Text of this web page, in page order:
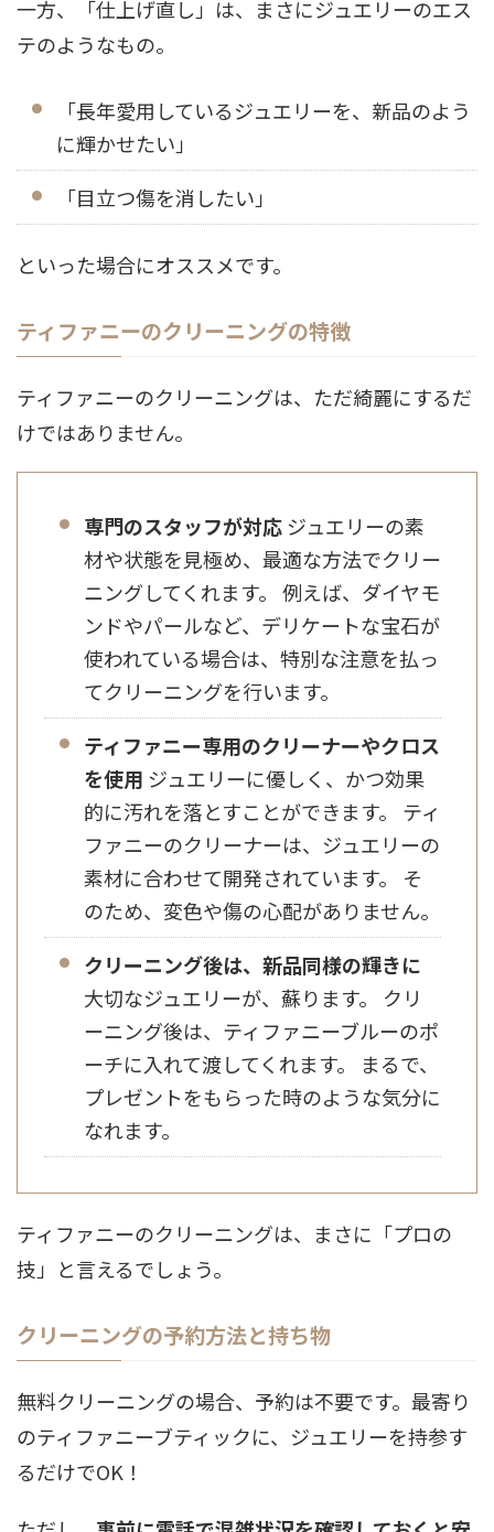
一方、「仕上げ直し」は、まさにジュエリーのエス
テのようなもの。
「長年愛用しているジュエリーを、新品のよう
に輝かせたい」
「目立つ傷を消したい」
といった場合にオススメです。
ティファニーのクリーニングの特徴
ティファニーのクリーニングは、ただ綺麗にするだ
けではありません。
専門のスタッフが対応 ジュエリーの素
材や状態を見極め、最適な方法でクリー
ニングしてくれます。 例えば、ダイヤモ
ンドやパールなど、デリケートな宝石が
使われている場合は、特別な注意を払っ
てクリーニングを行います。
ティファニー専用のクリーナーやクロス
を使用 ジュエリーに優しく、かつ効果
的に汚れを落とすことができます。 ティ
ファニーのクリーナーは、ジュエリーの
素材に合わせて開発されています。 そ
のため、変色や傷の心配がありません。
クリーニング後は、新品同様の輝きに
大切なジュエリーが、蘇ります。 クリ
ーニング後は、ティファニーブルーのポ
ーチに入れて渡してくれます。 まるで、
プレゼントをもらった時のような気分に
なれます。
ティファニーのクリーニングは、まさに「プロの
技」と言えるでしょう。
クリーニングの予約方法と持ち物
無料クリーニングの場合、予約は不要です。最寄り
のティファニーブティックに、ジュエリーを持参す
るだけでOK！